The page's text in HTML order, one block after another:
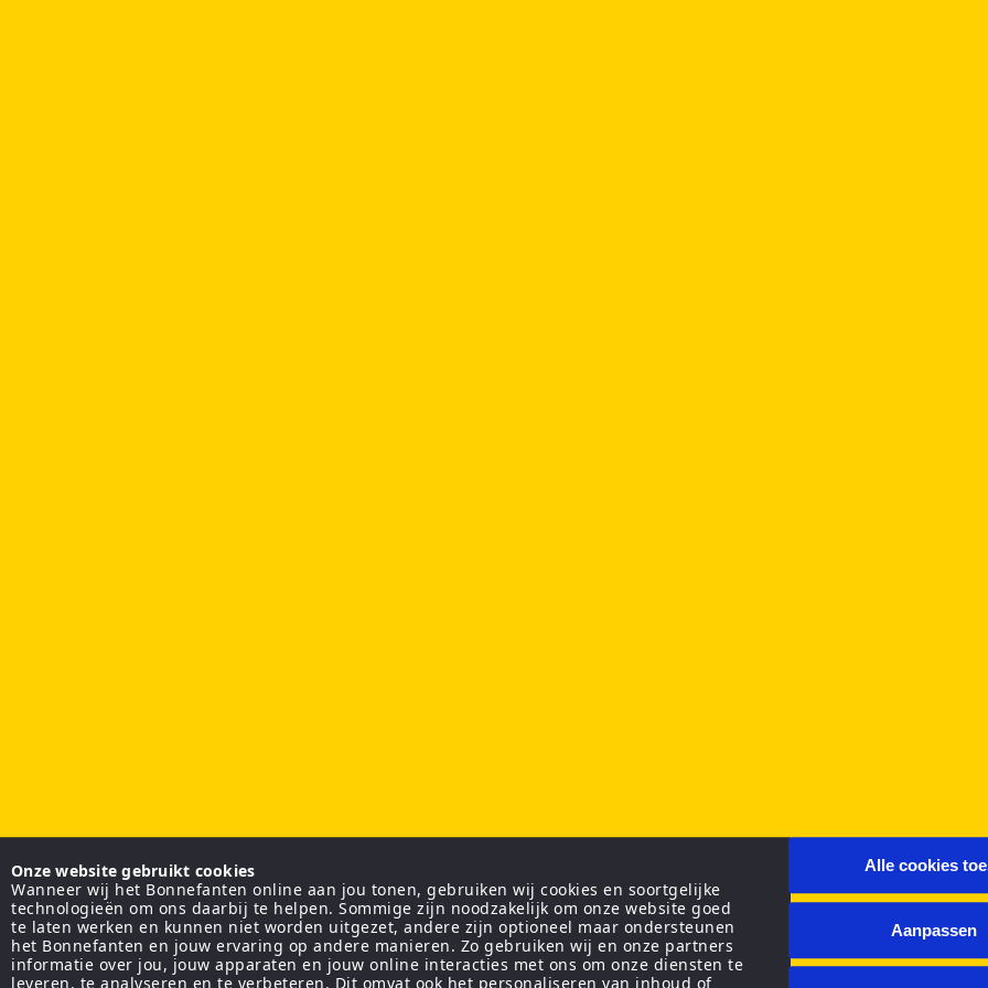
Onze website gebruikt cookies
Wanneer wij het Bonnefanten online aan jou tonen, gebruiken wij cookies en soortgelijke
technologieën om ons daarbij te helpen. Sommige zijn noodzakelijk om onze website goed
te laten werken en kunnen niet worden uitgezet, andere zijn optioneel maar ondersteunen
het Bonnefanten en jouw ervaring op andere manieren. Zo gebruiken wij en onze partners
informatie over jou, jouw apparaten en jouw online interacties met ons om onze diensten te
leveren, te analyseren en te verbeteren. Dit omvat ook het personaliseren van inhoud of
Alle cookies
Aanpassen